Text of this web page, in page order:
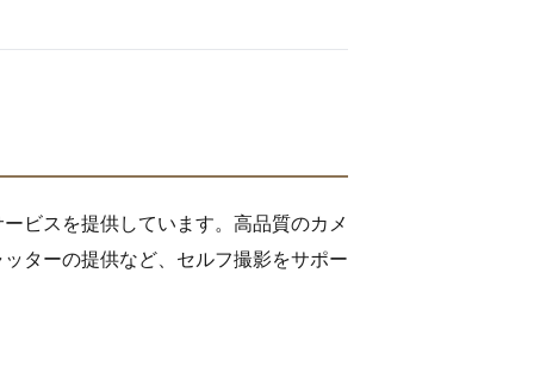
ビスを提供しています。高品質のカメ
ターの提供など、セルフ撮影をサポー